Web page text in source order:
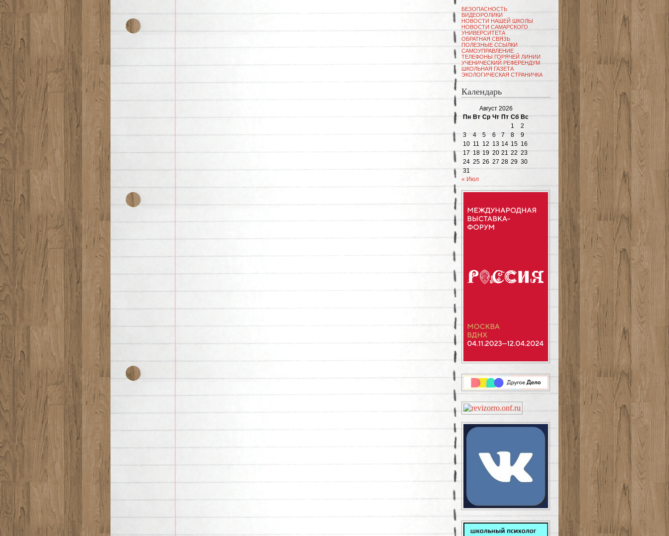
БЕЗОПАСНОСТЬ
ВИДЕОРОЛИКИ
НОВОСТИ НАШЕЙ ШКОЛЫ
НОВОСТИ САМАРСКОГО
УНИВЕРСИТЕТА
ОБРАТНАЯ СВЯЗЬ
ПОЛЕЗНЫЕ ССЫЛКИ
САМОУПРАВЛЕНИЕ
ТЕЛЕФОНЫ ГОРЯЧЕЙ ЛИНИИ
УЧЕНИЧЕСКИЙ РЕФЕРЕНДУМ
ШКОЛЬНАЯ ГАЗЕТА
ЭКОЛОГИЧЕСКАЯ СТРАНИЧКА
Календарь
Август 2026
Пн Вт Ср Чт Пт Сб Вс
1
2
3
4 5 6 7 8
9
10 11 12 13 14 15 16
17 18 19 20 21 22 23
24 25 26 27 28 29 30
31
« Июл